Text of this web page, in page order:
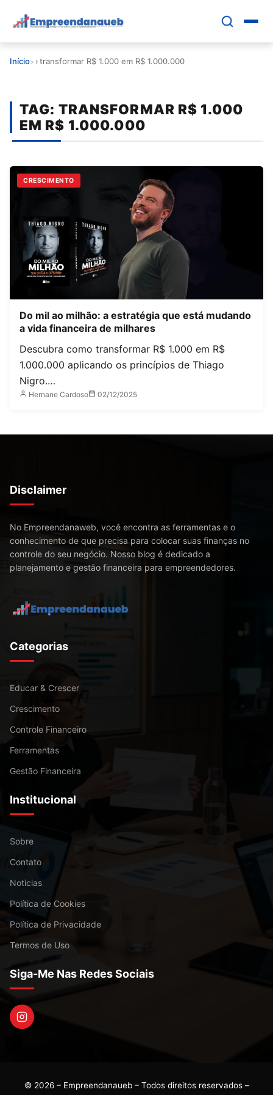
para
conteúdo
CRESCIMENTO
CONTROLE FINANCEIRO
FERRAMENTAS
GESTÃO FINANCEIRA
Início ›transformar R$ 1.000 em R$ 1.000.000
TAG: TRANSFORMAR R$ 1.000
EM R$ 1.000.000
CRESCIMENTO
Do mil ao milhão: a estratégia que está mudando
a vida financeira de milhares
Descubra como transformar R$ 1.000 em R$
1.000.000 aplicando os princípios de Thiago
Nigro.…
Hernane Cardoso 02/12/2025
Disclaimer
No Empreendanaweb, você encontra as ferramentas e o
conhecimento de que precisa para colocar suas finanças no
controle do seu negócio. Nosso blog é dedicado a
planejamento e gestão financeira para empreendedores.
Categorias
Educar & Crescer
Crescimento
Controle Financeiro
Ferramentas
Gestão Financeira
Institucional
Sobre
Contato
Noticias
Política de Cookies
Política de Privacidade
Termos de Uso
Siga-Me Nas Redes Sociais
© 2026 – Empreendanaueb – Todos direitos reservados –